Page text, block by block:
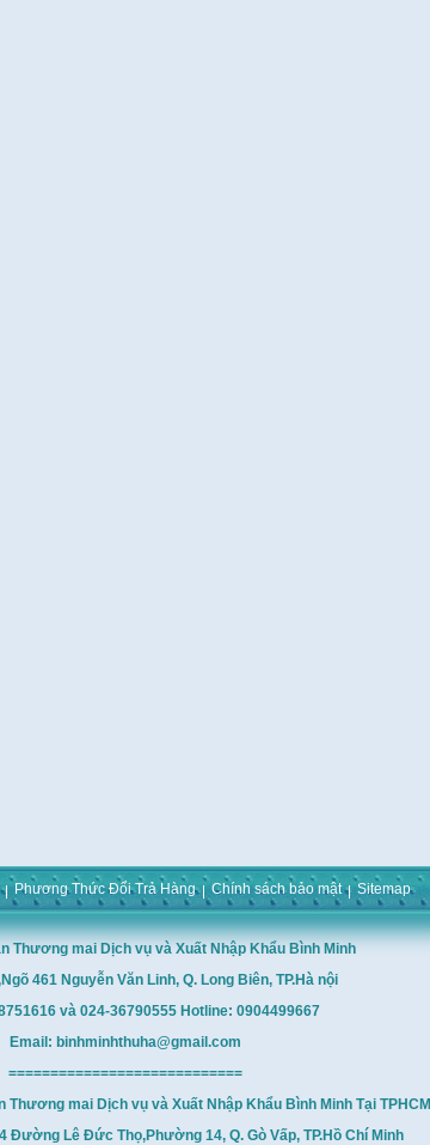
Phương Thức Đổi Trả Hàng Chính sách bảo mật Sitemap
Thương mai Dịch vụ và Xuất Nhập Khẩu Bình Minh
461 Nguyễn Văn Linh, Q. Long Biên, TP.Hà nội
và 024-36790555 Hotline: 0904499667
Email: binhminhthuha@gmail.com
============================
Thương mai Dịch vụ và Xuất Nhập Khẩu Bình Minh Tại TPHCM
Đường Lê Đức Thọ,Phường 14, Q. Gò Vấp, TP.Hồ Chí Minh